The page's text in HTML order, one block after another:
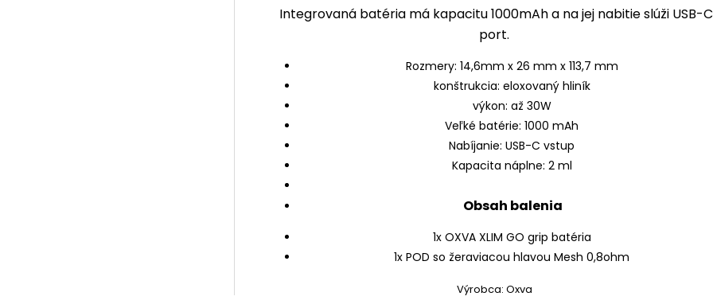
Integrovaná batéria má kapacitu 1000mAh a na jej nabitie slúži USB-C
port.
Rozmery: 14,6mm x 26 mm x 113,7 mm
konštrukcia: eloxovaný hliník
výkon: až 30W
Veľké batérie: 1000 mAh
Nabíjanie: USB-C vstup
Kapacita náplne: 2 ml
Obsah balenia
1x OXVA XLIM GO grip batéria
1x POD so žeraviacou hlavou Mesh 0,8ohm
Výrobca: Oxva